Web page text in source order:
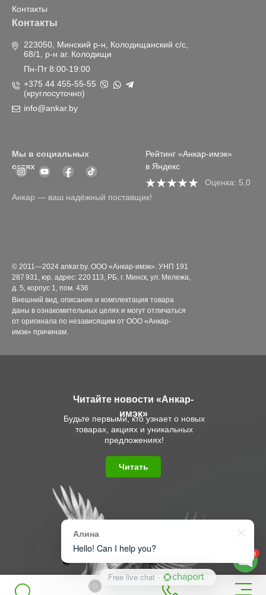
0
Читайте новости «Анкар-
имэк»
Будьте первыми, кто узнает о новых
товарах, акциях и уникальных
предложениях!
Читать
© 2011—2024 ankar.by. ООО «Анкар-имэк». УНП 191
287 931, юр. адрес: 220 113, РБ, г. Минск, ул. Мележа,
д. 5, корпус 1, пом. 436
Внешний вид, описание и комплектация товара
даны в ознакомительных целях и могут отличаться
от оригинала по независящим от ООО «Анкар-
имэк» причинам.
Контакты
Контакты
223050, Минский р-н, Колодищанский с/с,
68/1, р-н аг. Колодищи
Пн-Пт 8:00-19:00
+375 44 455-55-55
(круглосуточно)
info@ankar.by
Анкар — ваш надёжный поставщик!
Мы в социальных
сетях
Рейтинг «Анкар-имэк»
в Яндекс
Оценка: 5,0
1
Алина
Hello! Can I help you?
Free live chat ·